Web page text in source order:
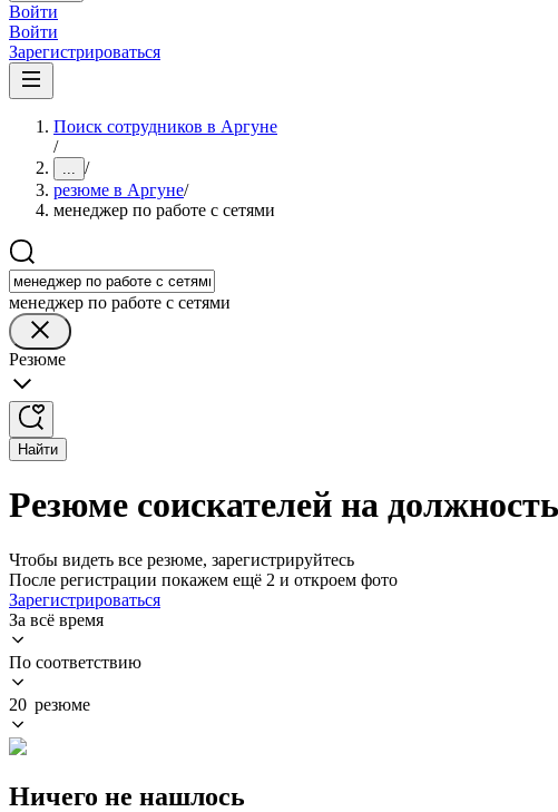
Войти
Войти
Зарегистрироваться
Поиск сотрудников в Аргуне
/
... /
резюме в Аргуне/
менеджер по работе с сетями
менеджер по работе с сетями
Резюме
Найти
Резюме соискателей на
Чтобы видеть все резюме, зарегистрируйтесь
После регистрации покажем ещё 2 и откроем фото
Зарегистрироваться
За всё время
По соответствию
20 резюме
Ничего не нашлось